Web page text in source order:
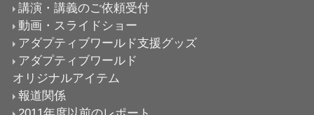
講演・講義のご依頼受付
動画・スライドショー
アダプティブワールド支援グッズ
アダプティブワールド
オリジナルアイテム
報道関係